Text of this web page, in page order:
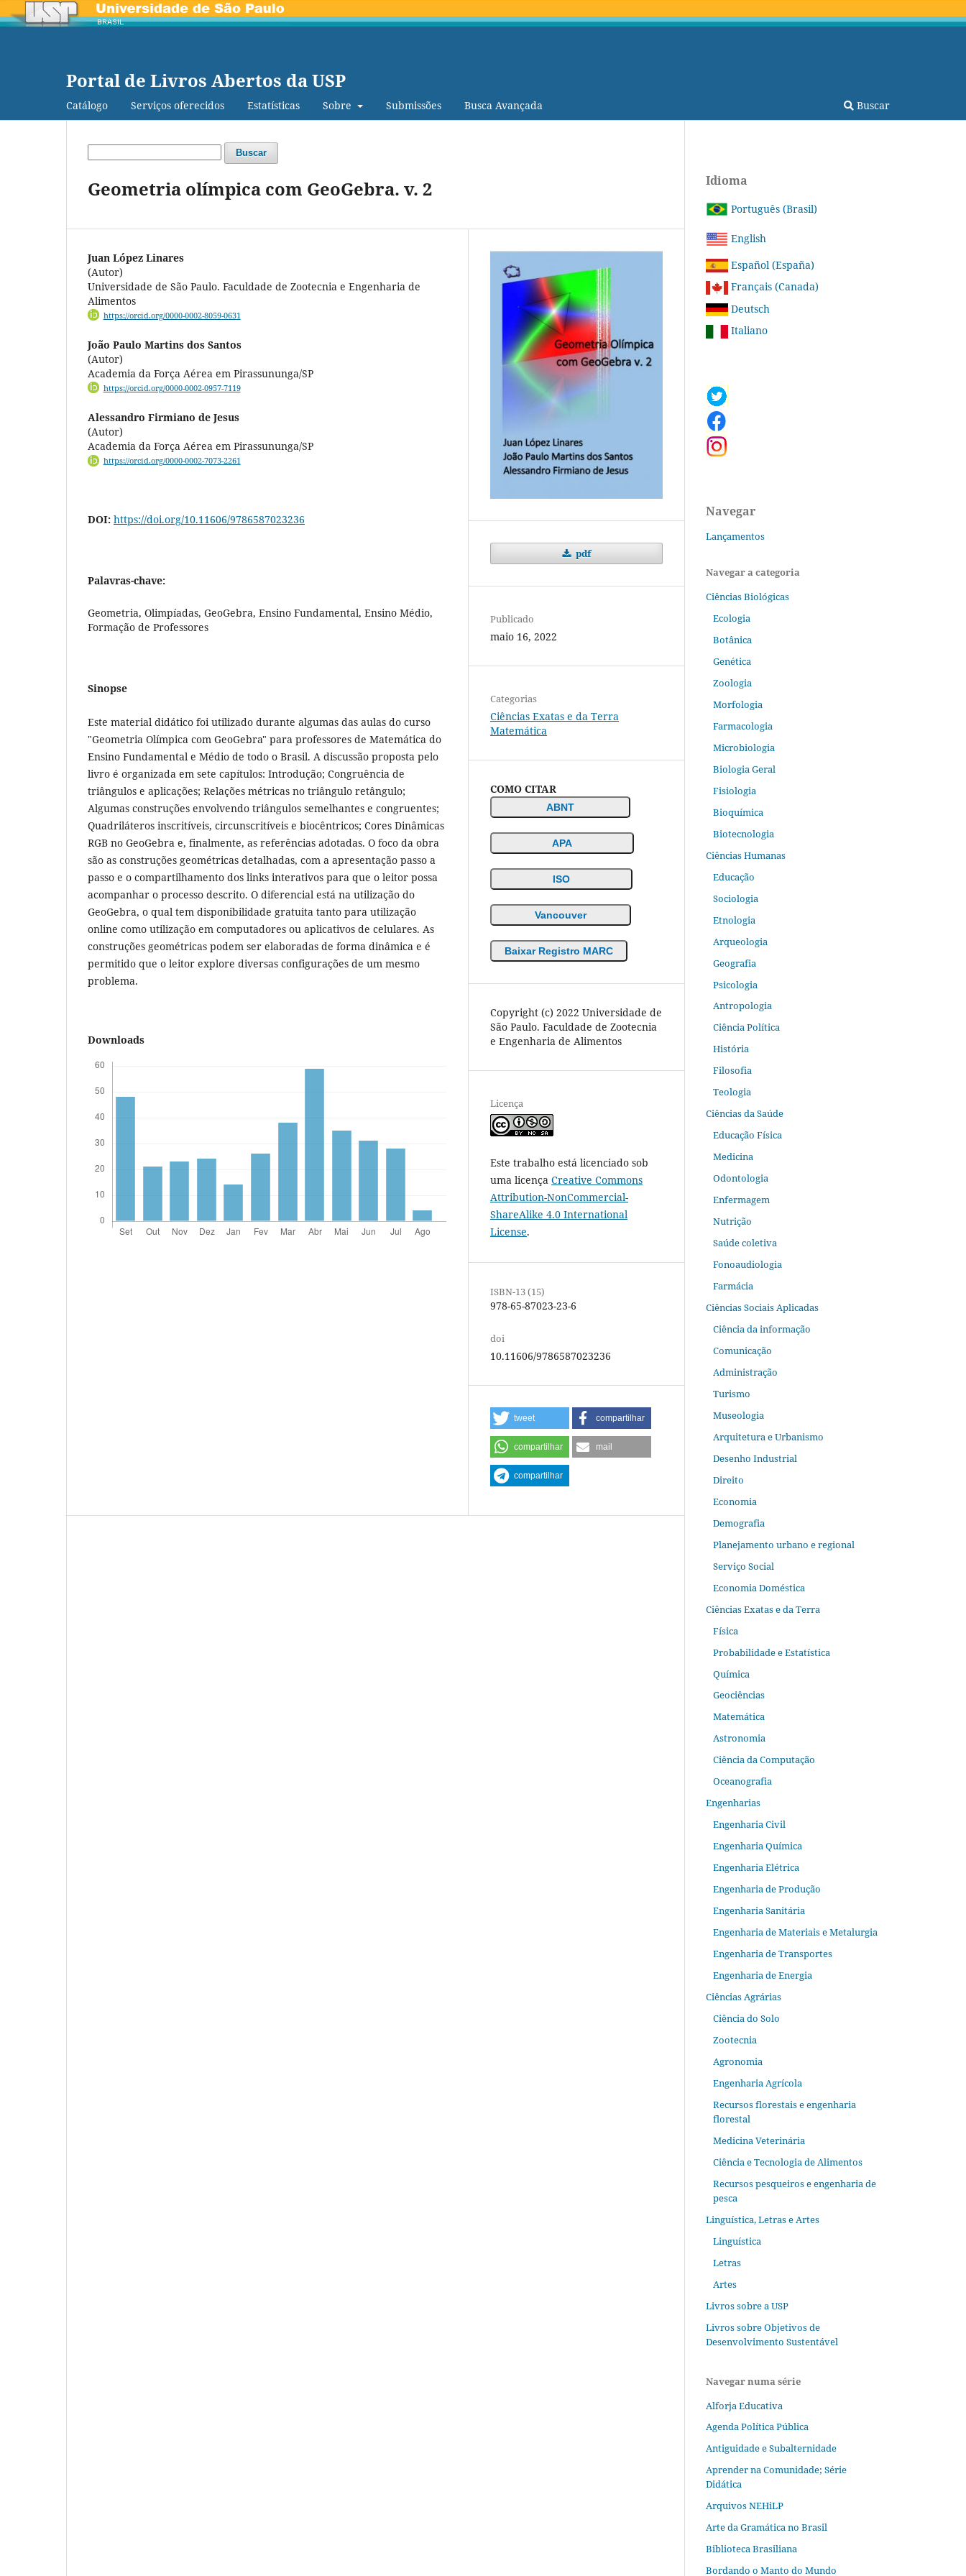
Portal de Livros Abertos da USP
Catálogo Serviços oferecidos Estatísticas Sobre Submissões Busca Avançada Buscar
Buscar
Geometria olímpica com GeoGebra. v. 2
Juan López Linares
(Autor)
Universidade de São Paulo. Faculdade de Zootecnia e Engenharia de
Alimentos
https://orcid.org/0000-0002-8059-0631
João Paulo Martins dos Santos
(Autor)
Academia da Força Aérea em Pirassununga/SP
https://orcid.org/0000-0002-0957-7119
Alessandro Firmiano de Jesus
(Autor)
Academia da Força Aérea em Pirassununga/SP
https://orcid.org/0000-0002-7073-2261
DOI: https://doi.org/10.11606/9786587023236
Palavras-chave:
Geometria, Olimpíadas, GeoGebra, Ensino Fundamental, Ensino Médio,
Formação de Professores
Sinopse
Este material didático foi utilizado durante algumas das aulas do curso
"Geometria Olímpica com GeoGebra" para professores de Matemática do
Ensino Fundamental e Médio de todo o Brasil. A discussão proposta pelo
livro é organizada em sete capítulos: Introdução; Congruência de
triângulos e aplicações; Relações métricas no triângulo retângulo;
Algumas construções envolvendo triângulos semelhantes e congruentes;
Quadriláteros inscritíveis, circunscritíveis e biocêntricos; Cores Dinâmicas
RGB no GeoGebra e, finalmente, as referências adotadas. O foco da obra
são as construções geométricas detalhadas, com a apresentação passo a
passo e o compartilhamento dos links interativos para que o leitor possa
acompanhar o processo descrito. O diferencial está na utilização do
GeoGebra, o qual tem disponibilidade gratuita tanto para utilização
online como utilização em computadores ou aplicativos de celulares. As
construções geométricas podem ser elaboradas de forma dinâmica e é
permitido que o leitor explore diversas configurações de um mesmo
problema.
Downloads
pdf
Publicado
maio 16, 2022
Categorias
Ciências Exatas e da Terra
Matemática
COMO CITAR
ABNT
APA
ISO
Vancouver
Baixar Registro MARC
Copyright (c) 2022 Universidade de
São Paulo. Faculdade de Zootecnia
e Engenharia de Alimentos
Licença
Este trabalho está licenciado sob
uma licença Creative Commons
Attribution-NonCommercial-
ShareAlike 4.0 International
License.
ISBN-13 (15)
978-65-87023-23-6
doi
10.11606/9786587023236
tweet compartilhar
compartilhar mail
compartilhar
Idioma
Português (Brasil)
English
Español (España)
Français (Canada)
Deutsch
Italiano
Navegar
Lançamentos
Navegar a categoria
Ciências Biológicas
Ecologia
Botânica
Genética
Zoologia
Morfologia
Farmacologia
Microbiologia
Biologia Geral
Fisiologia
Bioquímica
Biotecnologia
Ciências Humanas
Educação
Sociologia
Etnologia
Arqueologia
Geografia
Psicologia
Antropologia
Ciência Política
História
Filosofia
Teologia
Ciências da Saúde
Educação Física
Medicina
Odontologia
Enfermagem
Nutrição
Saúde coletiva
Fonoaudiologia
Farmácia
Ciências Sociais Aplicadas
Ciência da informação
Comunicação
Administração
Turismo
Museologia
Arquitetura e Urbanismo
Desenho Industrial
Direito
Economia
Demografia
Planejamento urbano e regional
Serviço Social
Economia Doméstica
Ciências Exatas e da Terra
Física
Probabilidade e Estatística
Química
Geociências
Matemática
Astronomia
Ciência da Computação
Oceanografia
Engenharias
Engenharia Civil
Engenharia Química
Engenharia Elétrica
Engenharia de Produção
Engenharia Sanitária
Engenharia de Materiais e Metalurgia
Engenharia de Transportes
Engenharia de Energia
Ciências Agrárias
Ciência do Solo
Zootecnia
Agronomia
Engenharia Agrícola
Recursos florestais e engenharia
florestal
Medicina Veterinária
Ciência e Tecnologia de Alimentos
Recursos pesqueiros e engenharia de
pesca
Linguística, Letras e Artes
Linguística
Letras
Artes
Livros sobre a USP
Livros sobre Objetivos de
Desenvolvimento Sustentável
Navegar numa série
Alforja Educativa
Agenda Política Pública
Antiguidade e Subalternidade
Aprender na Comunidade; Série
Didática
Arquivos NEHiLP
Arte da Gramática no Brasil
Biblioteca Brasiliana
Bordando o Manto do Mundo